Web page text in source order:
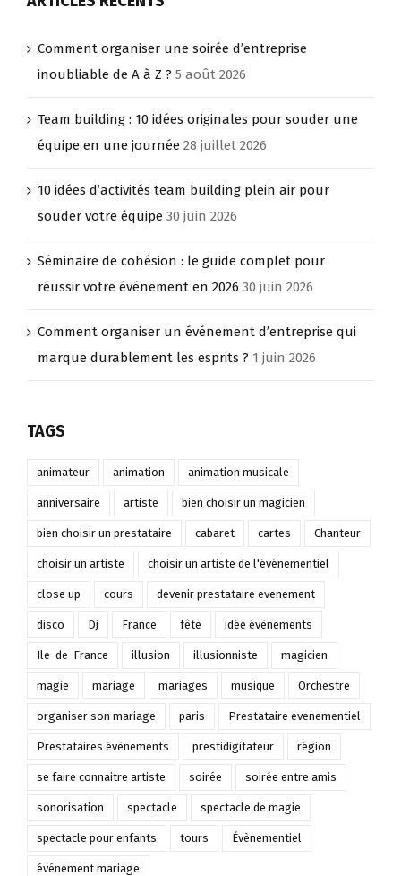
vaisselle
?
Comment organiser une soirée d’entreprise
inoubliable de A à Z ? 5 août 2026
Team building : 10 idées originales pour souder une
équipe en une journée 28 juillet 2026
10 idées d’activités team building plein air pour
souder votre équipe 30 juin 2026
Séminaire de cohésion : le guide complet pour
réussir votre événement en 2026 30 juin 2026
Comment organiser un événement d’entreprise qui
marque durablement les esprits ? 1 juin 2026
TAGS
animateur animation animation musicale
anniversaire artiste bien choisir un magicien
bien choisir un prestataire cabaret cartes Chanteur
choisir un artiste choisir un artiste de l'événementiel
close up cours devenir prestataire evenement
disco Dj France fête idée évènements
Ile-de-France illusion illusionniste magicien
magie mariage mariages musique Orchestre
organiser son mariage paris Prestataire evenementiel
Prestataires évènements prestidigitateur région
se faire connaitre artiste soirée soirée entre amis
sonorisation spectacle spectacle de magie
spectacle pour enfants tours Évènementiel
événement mariage